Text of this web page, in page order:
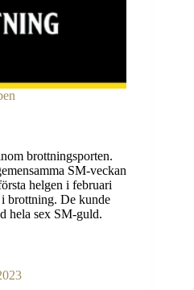
brottningsporten.
SM-veckan
helgen i februari
brottning. De kunde
hela sex SM-guld.